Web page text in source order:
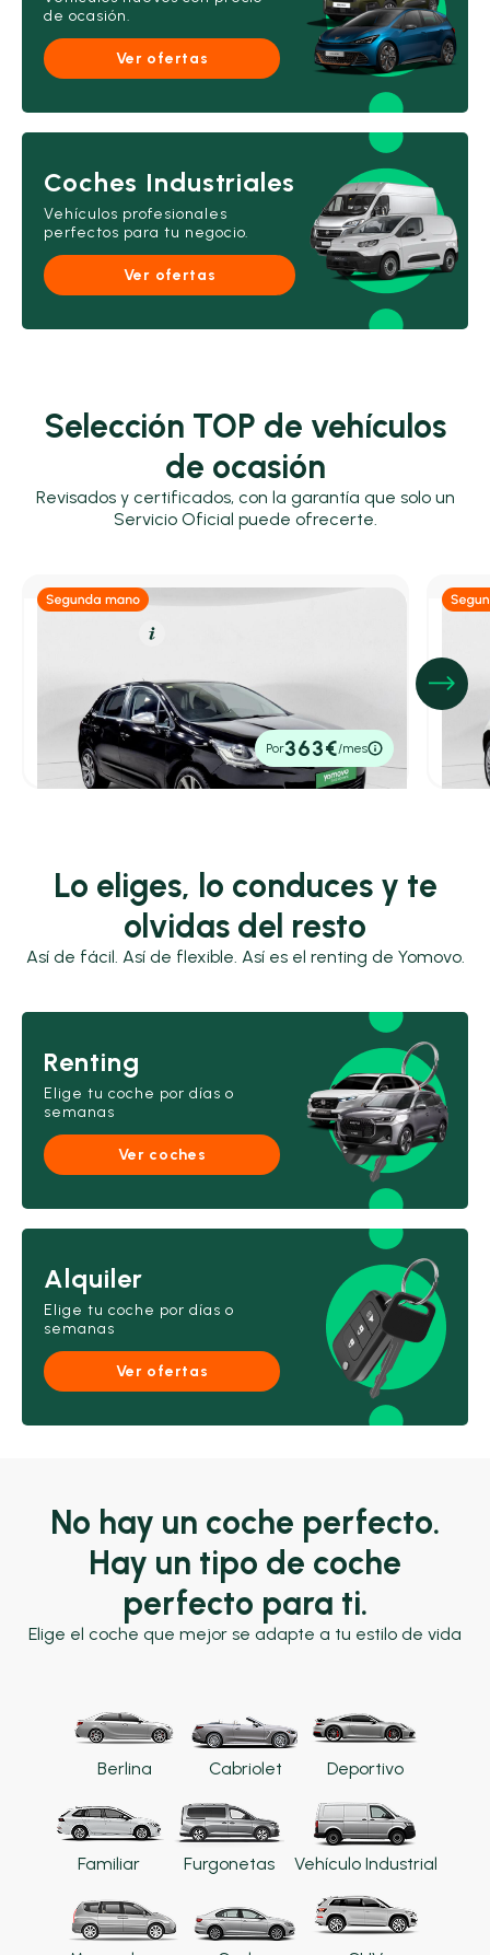
de ocasión.
Ver ofertas
Coches Industriales
Vehículos profesionales
perfectos para tu negocio.
Ver ofertas
Selección TOP de vehículos
de ocasión
Revisados y certificados, con la garantía que solo un
Servicio Oficial puede ofrecerte.
Citroën C4
PureTech S&S 130 Feel Edition
74.801 km130cvManual
7.800€
P.V.P. contado
Por363€/mes
Fiat
Cult
P.V.P.
Lo eliges, lo conduces y te
olvidas del resto
Así de fácil. Así de flexible. Así es el renting de Yomovo.
Renting
Elige tu coche por días o
semanas
Ver coches
Alquiler
Elige tu coche por días o
semanas
Ver ofertas
No hay un coche perfecto.
Hay un tipo de coche
perfecto para ti.
Elige el coche que mejor se adapte a tu estilo de vida
Berlina Cabriolet Deportivo
Familiar Furgonetas Vehículo Industrial